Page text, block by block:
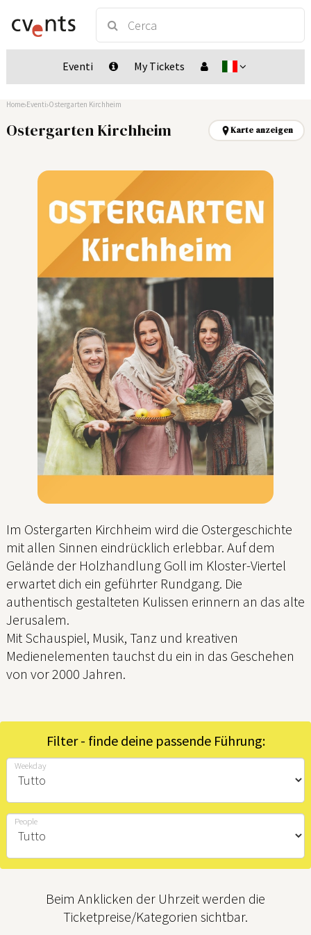
Eventi My Tickets
Home Eventi Ostergarten Kirchheim
Ostergarten Kirchheim Karte anzeigen
Im Ostergarten Kirchheim wird die Ostergeschichte
mit allen Sinnen eindrücklich erlebbar. Auf dem
Gelände der Holzhandlung Goll im Kloster-Viertel
erwartet dich ein geführter Rundgang. Die
authentisch gestalteten Kulissen erinnern an das alte
Jerusalem.
Mit Schauspiel, Musik, Tanz und kreativen
Medienelementen tauchst du ein in das Geschehen
von vor 2000 Jahren.
Filter - finde deine passende Führung:
Weekday
People
Beim Anklicken der Uhrzeit werden die
Ticketpreise/Kategorien sichtbar.